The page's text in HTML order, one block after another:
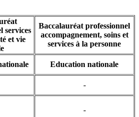
services
et vie
Baccalauréat professionnel
accompagnement, soins et
services à la personne
Education nationale
-
-